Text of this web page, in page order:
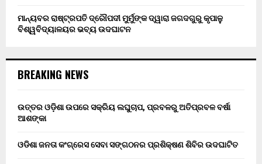
ମାନ୍ୟବର ରାଷ୍ଟ୍ରପତି ଦ୍ରୌପଦୀ ମୁର୍ମୁଙ୍କ ଦ୍ୱାରା ଜଗଦଗୁରୁ କୃପାଳୁ
ବିଶ୍ୱବିଦ୍ୟାଳୟର ଭବ୍ୟ ଉଦଘାଟନ
BREAKING NEWS
ଉତ୍ତର ଓଡ଼ିଶା ଉପରେ ସକ୍ରିୟ ଲଘୁଚାପ, ପ୍ରବଳରୁ ଅତିପ୍ରବଳ ବର୍ଷା
ଆଶଙ୍କା
ଓଡିଶା ଜନତା କଂଗ୍ରେସ ସେବା ସଙ୍ଗଠନର ପ୍ରଶିକ୍ଷଣ ଶିବିର ଉଦଘାଟିତ